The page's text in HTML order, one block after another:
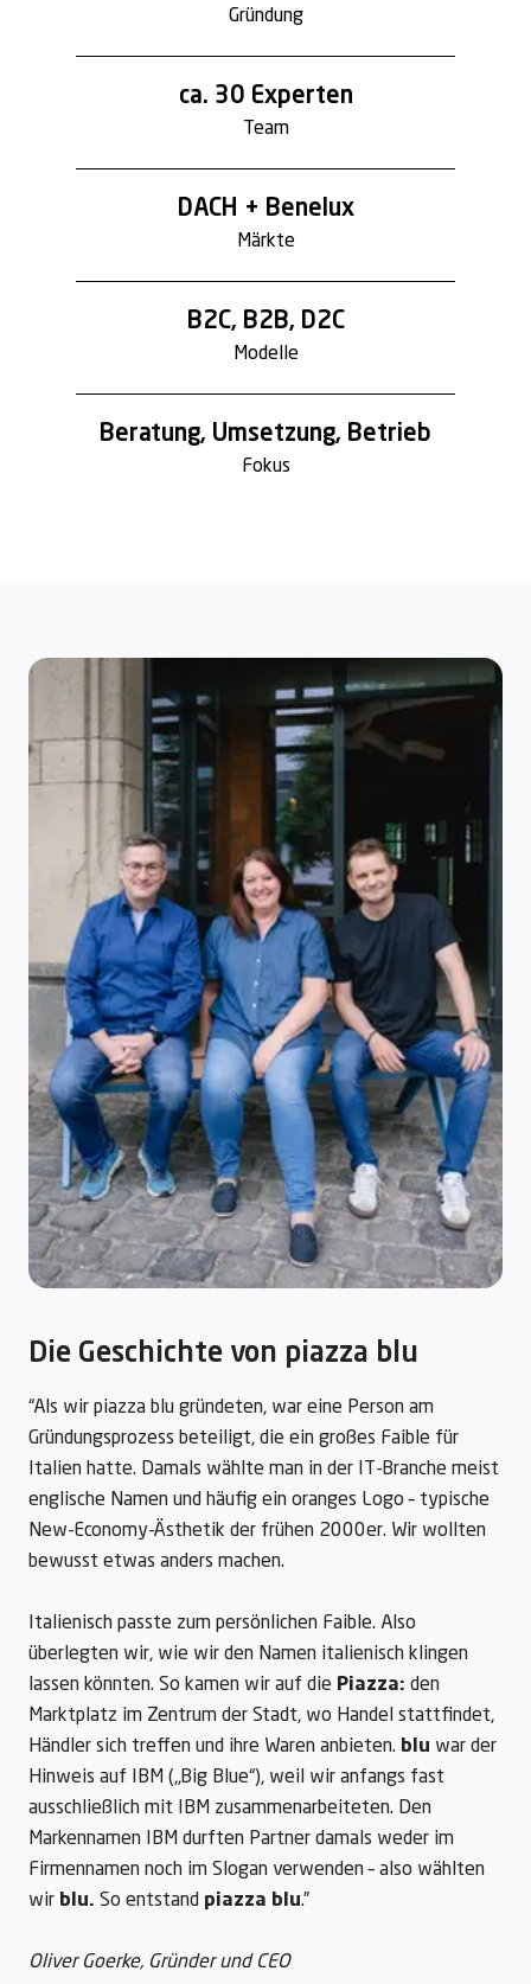
Gründung
ca. 30 Experten
Team
DACH + Benelux
Märkte
B2C, B2B, D2C
Modelle
Beratung, Umsetzung, Betrieb
Fokus
Die Geschichte von piazza blu
“Als wir piazza blu gründeten, war eine Person am
Gründungsprozess beteiligt, die ein großes Faible für
Italien hatte. Damals wählte man in der IT-Branche meist
englische Namen und häufig ein oranges Logo – typische
New-Economy-Ästhetik der frühen 2000er. Wir wollten
bewusst etwas anders machen.
Italienisch passte zum persönlichen Faible. Also
überlegten wir, wie wir den Namen italienisch klingen
lassen könnten. So kamen wir auf die Piazza: den
Marktplatz im Zentrum der Stadt, wo Handel stattfindet,
Händler sich treffen und ihre Waren anbieten. blu war der
Hinweis auf IBM („Big Blue“), weil wir anfangs fast
ausschließlich mit IBM zusammenarbeiteten. Den
Markennamen IBM durften Partner damals weder im
Firmennamen noch im Slogan verwenden – also wählten
wir blu. So entstand piazza blu.”
Oliver Goerke, Gründer und CEO